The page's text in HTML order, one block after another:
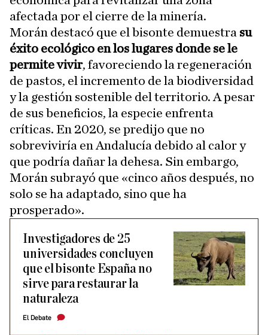
afectada por el cierre de la minería.
Morán destacó que el bisonte demuestra su
éxito ecológico en los lugares donde se le
permite vivir, favoreciendo la regeneración
de pastos, el incremento de la biodiversidad
y la gestión sostenible del territorio. A pesar
de sus beneficios, la especie enfrenta
críticas. En 2020, se predijo que no
sobreviviría en Andalucía debido al calor y
que podría dañar la dehesa. Sin embargo,
Morán subrayó que «cinco años después, no
solo se ha adaptado, sino que ha
prosperado».
Investigadores de 25
universidades concluyen
que el bisonte España no
sirve para restaurar la
naturaleza
El Debate